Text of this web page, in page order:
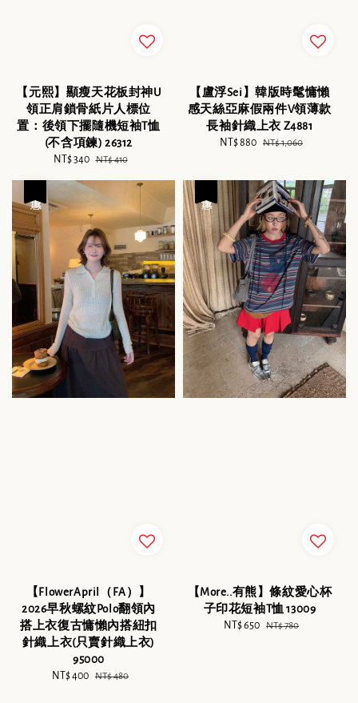
【元熙】顯瘦天花板封神U
領正肩鎖骨紙片人標位
置：後領下擺隨機短袖T恤
(不含項鍊) 26312
Sale
NT$ 340 Regular
NT$ 410
【盧浮Sei】韓版時髦慵懶
感天絲亞麻假兩件V領薄款
長袖針織上衣 Z4881
Sale
NT$ 880 Regular
NT$ 1,060
【FlowerApril（FA）】
2026早秋螺紋Polo翻領內
搭上衣復古慵懶內搭紐扣
針織上衣(只賣針織上衣)
95000
Sale
NT$ 400 Regular
NT$ 480
【More..有熊】條紋愛心杯
子印花短袖T恤 13009
Sale
NT$ 650 Regular
NT$ 780